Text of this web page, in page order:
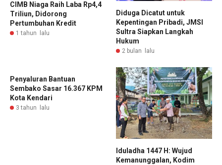
CIMB Niaga Raih Laba Rp4,4
Triliun, Didorong
Pertumbuhan Kredit
1 tahun lalu
Diduga Dicatut untuk
Kepentingan Pribadi, JMSI
Sultra Siapkan Langkah
Hukum
2 bulan lalu
Penyaluran Bantuan
Sembako Sasar 16.367 KPM
Kota Kendari
3 tahun lalu
Iduladha 1447 H: Wujud
Kemanunggalan, Kodim